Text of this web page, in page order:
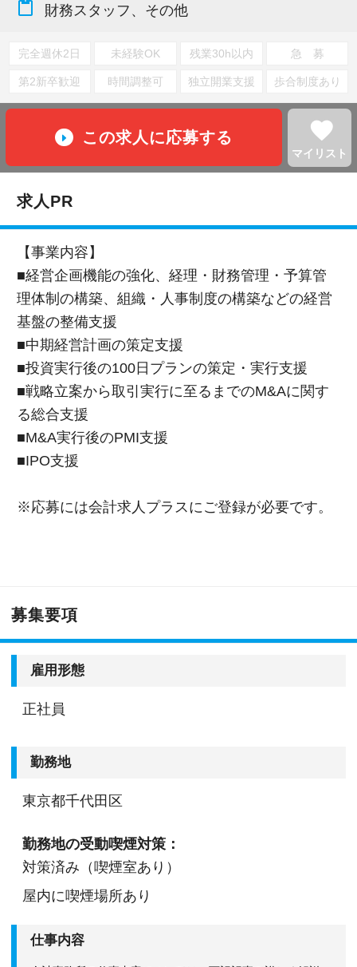
content_paste 財務スタッフ、その他
完全週休2日 未経験OK 残業30h以内 急 募
第2新卒歓迎 時間調整可 独立開業支援 歩合制度あり
この求人に応募する favorite
マイリスト
求人PR
【事業内容】
■経営企画機能の強化、経理・財務管理・予算管
理体制の構築、組織・人事制度の構築などの経営
基盤の整備支援
■中期経営計画の策定支援
■投資実行後の100日プランの策定・実行支援
■戦略立案から取引実行に至るまでのM&Aに関す
る総合支援
■M&A実行後のPMI支援
■IPO支援
※応募には会計求人プラスにご登録が必要です。
募集要項
雇用形態
正社員
勤務地
東京都千代田区
勤務地の受動喫煙対策：
対策済み（喫煙室あり）
屋内に喫煙場所あり
仕事内容